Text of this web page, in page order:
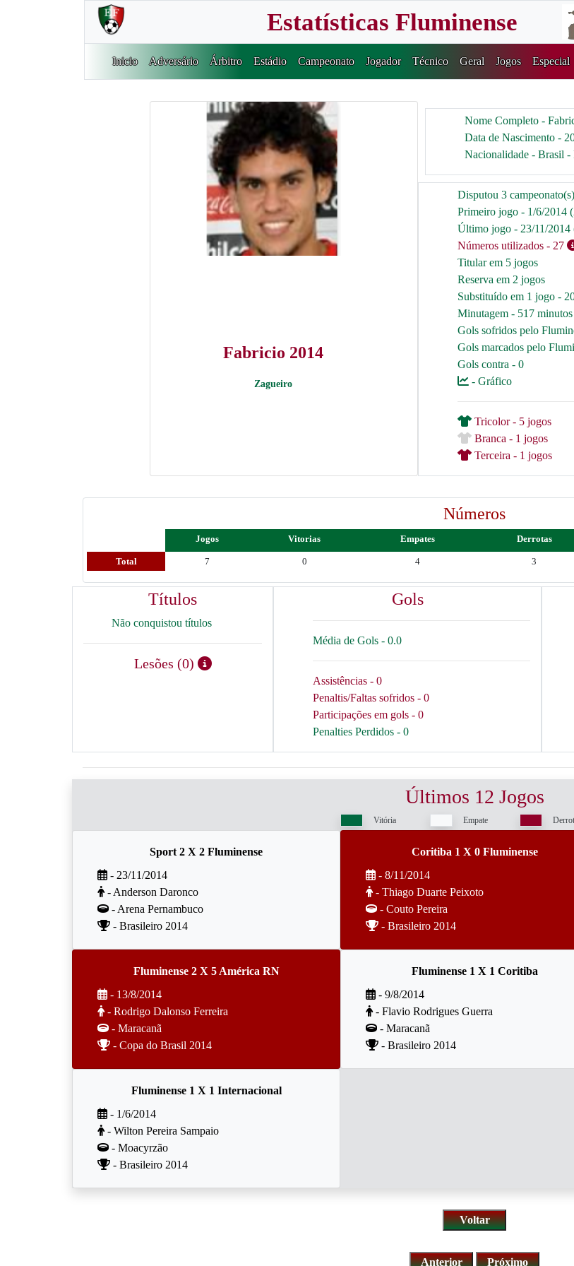
Estatísticas Fluminense
Inicio Adversário Árbitro Estádio Campeonato Jogador Técnico Geral Jogos Especial
Fabricio 2014
Zagueiro
Nome Completo -
Data de Nascimento -
Nacionalidade - Brasil -
Disputou 3 campeonato(s)
Primeiro jogo - 1/6/2014
Último jogo - 23/11/2014
Números utilizados - 27
Titular em 5 jogos
Reserva em 2 jogos
Substituído em 1 jogo -
Minutagem - 517
Gols sofridos pelo
Gols marcados pelo
Gols contra - 0
- Gráfico
Tricolor - 5 jogos
Branca - 1 jogos
Terceira - 1 jogos
Números
Jogos Vitorias Empates Derrotas
Total 7 0 4 3
Títulos
Não conquistou títulos
Lesões (0)
Gols
Média de Gols - 0.0
Assistências - 0
Penaltis/Faltas sofridos - 0
Participações em gols - 0
Penalties Perdidos - 0
Últimos 12 Jogos
Vitória Empate
Sport 2 X 2 Fluminense
- 23/11/2014
- Anderson Daronco
- Arena Pernambuco
- Brasileiro 2014
Coritiba 1 X 0 Fluminense
- 8/11/2014
- Thiago Duarte Peixoto
- Couto Pereira
- Brasileiro 2014
Fluminense 2 X 5 América RN
- 13/8/2014
- Rodrigo Dalonso Ferreira
- Maracanã
- Copa do Brasil 2014
Fluminense 1 X 1 Coritiba
- 9/8/2014
- Flavio Rodrigues Guerra
- Maracanã
- Brasileiro 2014
Fluminense 1 X 1 Internacional
- 1/6/2014
- Wilton Pereira Sampaio
- Moacyrzão
- Brasileiro 2014